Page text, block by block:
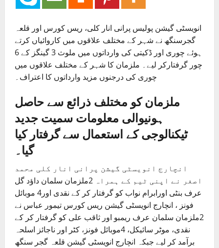
انویسٹی گیشن پولیس پرانی انار کلی، ریس کورس اور قلعہ
گجرسنگھ نے شہر کے مختلف علاقوں میں کاروائیاں کرتے
ہوئے چوری اور ڈکیتی کی وارداتوں میں ملوث 3 گینگز کے 6
چور گرفتارکر لیے۔ ملزمان کا شہر کے مختلف علاقوں میں
چوری کی درجنوں مزید وارداتوں کا اعتراف۔
ملزمان کو مختلف ذرائع سے حاصل
ہونیوالی معلومات سمیت جدید
ٹیکنالوجی کے استعمال سے گرفتار کیا
گیا۔
انچارج انویسٹی گیشن پرانی انار کلی محمد
اصغر نے اپنی ٹیم کے ہمراہ 2ملزمان سلمان داؤد گل
عرف بنٹی اورابرام نواب کو گرفتار کر کے نقدی اور4 موبائل
فونز ، انچارج انویسٹی گیشن ریس کورس تیمور عباس نے
2ملزمان سلمان عرف ریمبو اور ثاقب علی کو گرفتار کر کے
نقدی، موٹر سائیکل، 4موبائل فونز، کٹر اور ناجائز اسلحہ
برآمد کر لیے جبکہ انچارج انویسٹی گیشن قلعہ گجر سنگھ